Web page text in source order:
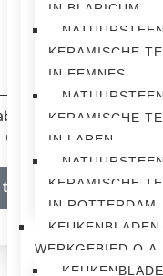
IN BLARICUM
KERAMISCHE
IN EEMNES
KERAMISCHE
IN LAREN
KERAMISCHE
IN ROTTERDAM
KEUKENBLADEN
WERKGEBIED
platen
toe aan offerte